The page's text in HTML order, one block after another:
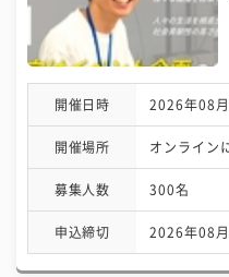
開催日時 2026年08
開催場所 オンライン
募集人数 300名
申込締切 2026年08